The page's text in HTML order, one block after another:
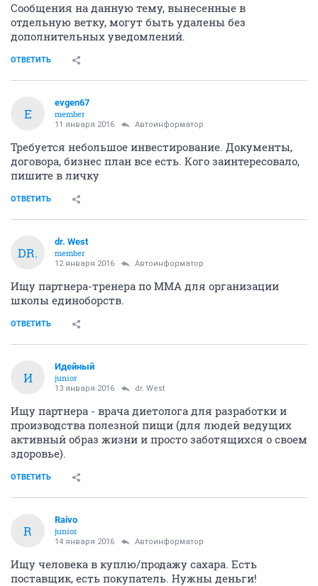
Сообщения на данную тему, вынесенные в
отдельную ветку, могут быть удалены без
дополнительных уведомлений.
ОТВЕТИТЬ
E
evgen67
member
11 января 2016 Автоинформатор
Требуется небольшое инвестирование. Документы,
договора, бизнес план все есть. Кого заинтересовало,
пишите в личку
ОТВЕТИТЬ
DR.
dr. West
member
12 января 2016 Автоинформатор
Ищу партнера-тренера по ММА для организации
школы единоборств.
ОТВЕТИТЬ
И
Идейный
junior
13 января 2016 dr. West
Ищу партнера - врача диетолога для разработки и
производства полезной пищи (для людей ведущих
активный образ жизни и просто заботящихся о своем
здоровье).
ОТВЕТИТЬ
R
Raivo
junior
14 января 2016 Автоинформатор
Ищу человека в куплю/продажу сахара. Есть
поставщик, есть покупатель. Нужны деньги!